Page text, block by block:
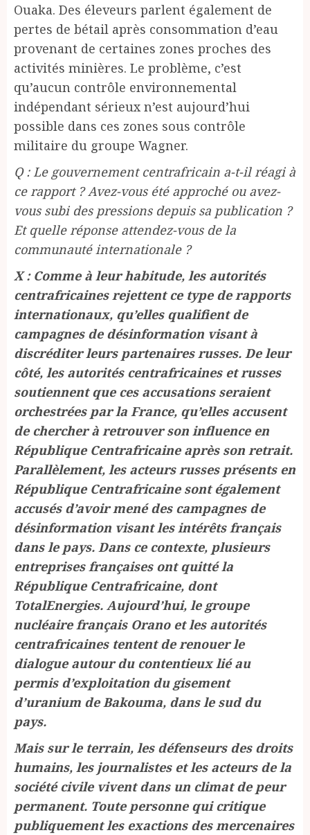
Ouaka. Des éleveurs parlent également de
pertes de bétail après consommation d’eau
provenant de certaines zones proches des
activités minières. Le problème, c’est
qu’aucun contrôle environnemental
indépendant sérieux n’est aujourd’hui
possible dans ces zones sous contrôle
militaire du groupe Wagner.
Q : Le gouvernement centrafricain a-t-il réagi à
ce rapport ? Avez-vous été approché ou avez-
vous subi des pressions depuis sa publication ?
Et quelle réponse attendez-vous de la
communauté internationale ?
X : Comme à leur habitude, les autorités
centrafricaines rejettent ce type de rapports
internationaux, qu’elles qualifient de
campagnes de désinformation visant à
discréditer leurs partenaires russes. De leur
côté, les autorités centrafricaines et russes
soutiennent que ces accusations seraient
orchestrées par la France, qu’elles accusent
de chercher à retrouver son influence en
République Centrafricaine après son retrait.
Parallèlement, les acteurs russes présents en
République Centrafricaine sont également
accusés d’avoir mené des campagnes de
désinformation visant les intérêts français
dans le pays. Dans ce contexte, plusieurs
entreprises françaises ont quitté la
République Centrafricaine, dont
TotalEnergies. Aujourd’hui, le groupe
nucléaire français Orano et les autorités
centrafricaines tentent de renouer le
dialogue autour du contentieux lié au
permis d’exploitation du gisement
d’uranium de Bakouma, dans le sud du
pays.
Mais sur le terrain, les défenseurs des droits
humains, les journalistes et les acteurs de la
société civile vivent dans un climat de peur
permanent. Toute personne qui critique
publiquement les exactions des mercenaires